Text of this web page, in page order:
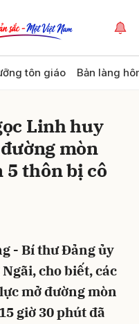
tôn giáo Bản làng
Linh huy
mòn
5 thôn bị cô
- Bí thư Đảng ủy
cho biết, các
mở đường mòn
giờ 30 phút đã